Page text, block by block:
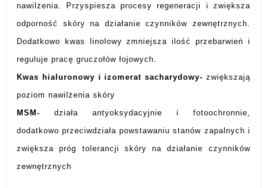
nawilżenia. Przyspiesza procesy regeneracji i zwiększa
odporność skóry na działanie czynników zewnętrznych.
Dodatkowo kwas linolowy zmniejsza ilość przebarwień i
reguluje pracę gruczołów łojowych.
Kwas hialuronowy i izomerat sacharydowy- zwiększają
poziom nawilżenia skóry
MSM-działa antyoksydacyjnie i fotoochronnie,
dodatkowo przeciwdziała powstawaniu stanów zapalnych i
zwiększa próg tolerancji skóry na działanie czynników
zewnętrznych